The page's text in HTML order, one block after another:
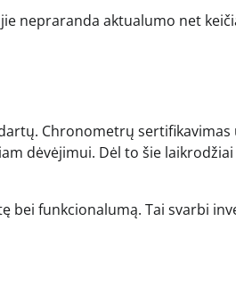
nepraranda aktualumo net
Chronometrų
dėvėjimui. Dėl to šie
bei funkcionalumą. Tai svarbi